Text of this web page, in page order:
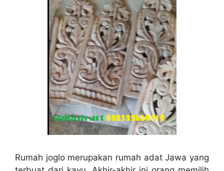
Rumah joglo merupakan rumah adat Jawa yang